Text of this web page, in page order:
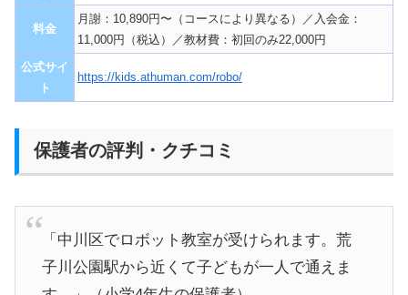
料金
月謝：10,890円〜（コースにより異なる）／入会金：
11,000円（税込）／教材費：初回のみ22,000円
公式サイ
ト
https://kids.athuman.com/robo/
保護者の評判・クチコミ
「中川区でロボット教室が受けられます。荒
子川公園駅から近くて子どもが一人で通えま